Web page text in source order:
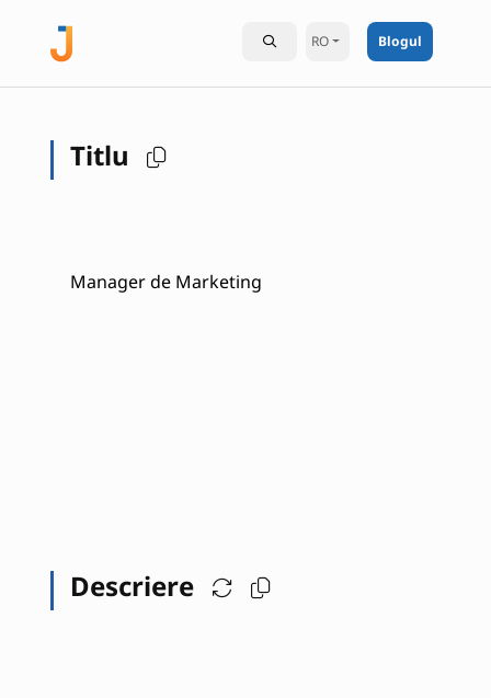
RO Blogul
Titlu
Manager de Marketing
Descriere